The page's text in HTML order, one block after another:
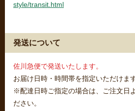
style/transit.html
発送について
佐川急便で発送いたします。
お届け日時・時間帯を指定いただけます
※配達日時ご指定の場合は、ご注文日
ださい。